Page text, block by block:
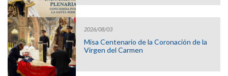
2026/08/03
Misa Centenario de la Coronación de la
Virgen del Carmen